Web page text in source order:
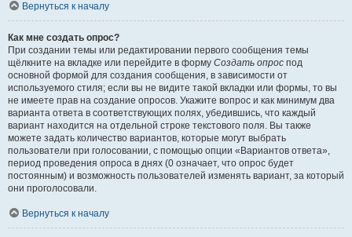
Вернуться к началу
Как мне создать опрос?
При создании темы или редактировании первого сообщения темы
щёлкните на вкладке или перейдите в форму Создать опрос под
основной формой для создания сообщения, в зависимости от
используемого стиля; если вы не видите такой вкладки или формы, то вы
не имеете прав на создание опросов. Укажите вопрос и как минимум два
варианта ответа в соответствующих полях, убедившись, что каждый
вариант находится на отдельной строке текстового поля. Вы также
можете задать количество вариантов, которые могут выбрать
пользователи при голосовании, с помощью опции «Вариантов ответа»,
период проведения опроса в днях (0 означает, что опрос будет
постоянным) и возможность пользователей изменять вариант, за который
они проголосовали.
Вернуться к началу